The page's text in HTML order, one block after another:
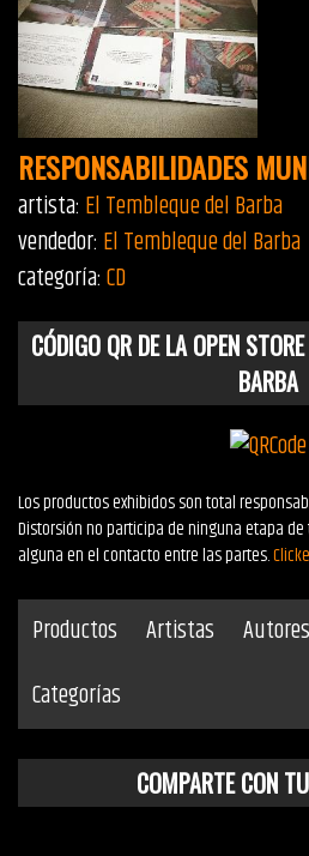
RESPONSABILIDADES
artista: El Tembleque del Barba
vendedor: El Tembleque del Barba
categoría:CD
CÓDIGO QR DE LA OPEN
BARBA
Los productos exhibidos son total
Distorsión no participa de ninguna etapa
alguna en el contacto entre las partes.
Productos Artistas Autores
Categorías
COMPARTE CON